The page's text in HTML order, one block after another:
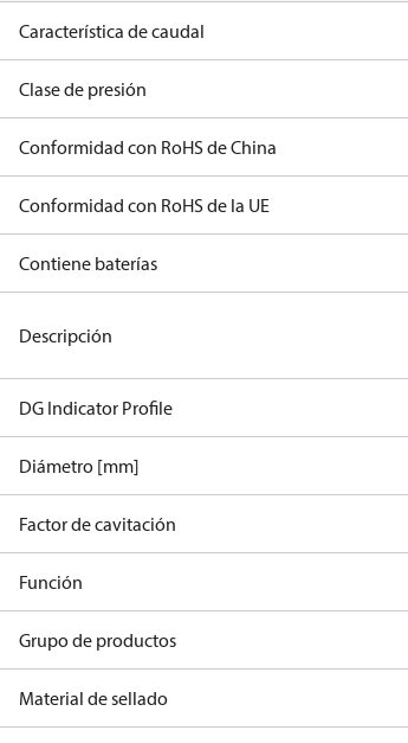
Característica de caudal
Clase de presión
Conformidad con RoHS de China
Conformidad con RoHS de la UE
Contiene baterías
Descripción
DG Indicator Profile
Diámetro [mm]
Factor de cavitación
Función
Grupo de productos
Material de sellado